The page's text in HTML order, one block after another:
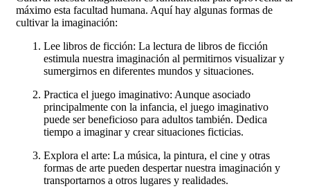
máximo esta facultad humana. Aquí hay algunas formas de
cultivar la imaginación:
Lee libros de ficción: La lectura de libros de ficción
estimula nuestra imaginación al permitirnos visualizar y
sumergirnos en diferentes mundos y situaciones.
Practica el juego imaginativo: Aunque asociado
principalmente con la infancia, el juego imaginativo
puede ser beneficioso para adultos también. Dedica
tiempo a imaginar y crear situaciones ficticias.
Explora el arte: La música, la pintura, el cine y otras
formas de arte pueden despertar nuestra imaginación y
transportarnos a otros lugares y realidades.